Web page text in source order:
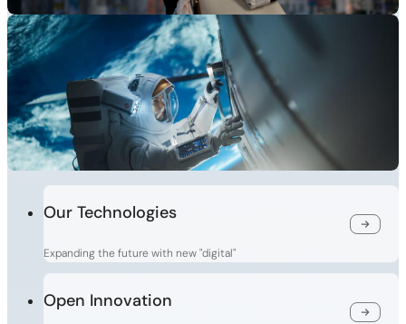
Our Technologies
Expanding the future with new "digital"
Open Innovation